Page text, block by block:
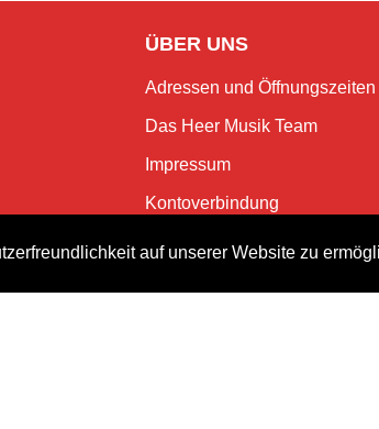
auf unserer Website zu
ÜBER UNS
Adressen und Öffnungszeiten
Das Heer Musik Team
Impressum
Kontoverbindung
Jobs